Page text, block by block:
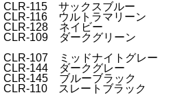
CLR-115 サックスブルー
CLR-116 ウルトラマリーン
CLR-128 ネイビー
CLR-109 ダークグリーン
CLR-107 ミッドナイトグレー
CLR-144 ダークグレー
CLR-145 ブルーブラック
CLR-110 スレートブラック